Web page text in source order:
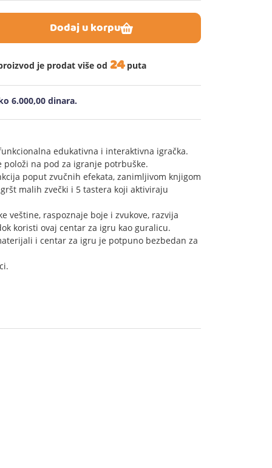
Dodaj u korpu
je prodat više od 24 puta
6.000,00 dinara.
edukativna i interaktivna igračka.
položi na pod za igranje potrbuške.
poput zvučnih efekata, zanimljivom knjigom
malih zvečki i 5 tastera koji aktiviraju
veštine, raspoznaje boje i zvukove, razvija
koristi ovaj centar za igru kao guralicu.
i centar za igru je potpuno bezbedan za